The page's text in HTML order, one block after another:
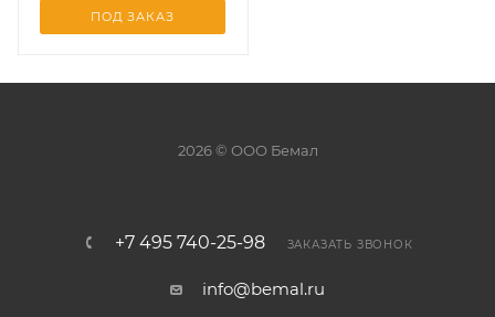
ПОД ЗАКАЗ
2026 © ООО Бемал
+7 495 740-25-98 ЗАКАЗАТЬ ЗВОНОК
info@bemal.ru